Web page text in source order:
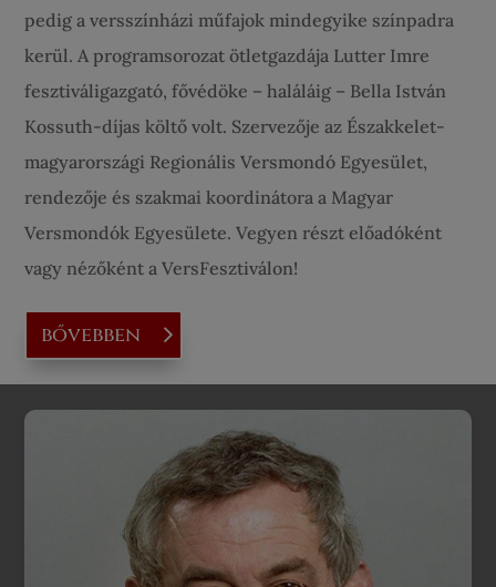
pedig a versszínházi műfajok mindegyike színpadra
kerül. A programsorozat ötletgazdája Lutter Imre
fesztiváligazgató, fővédöke – haláláig – Bella István
Kossuth-díjas költő volt. Szervezője az Északkelet-
magyarországi Regionális Versmondó Egyesület,
rendezője és szakmai koordinátora a Magyar
Versmondók Egyesülete. Vegyen részt előadóként
vagy nézőként a VersFesztiválon!
bővebben